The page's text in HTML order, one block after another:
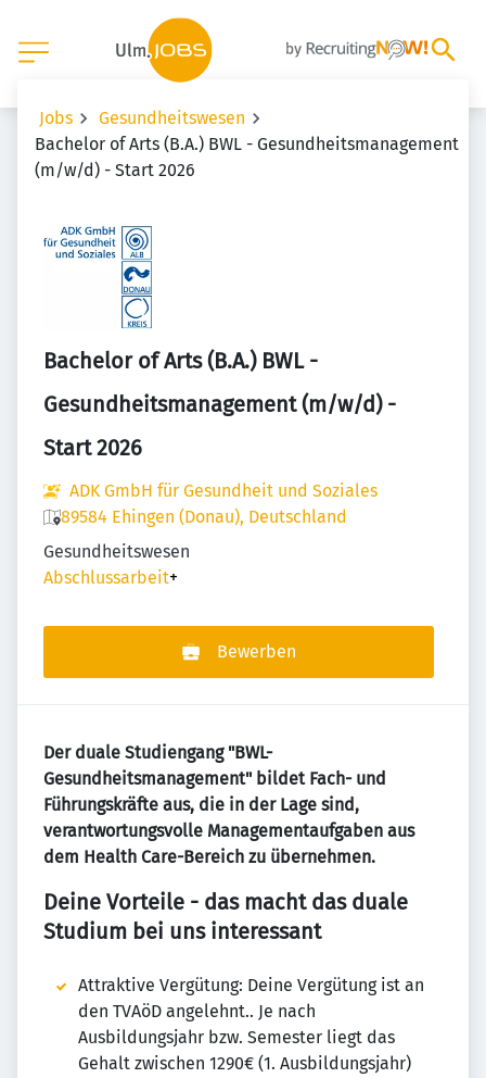
Jobs
Gesundheitswesen
Bachelor of Arts (B.A.) BWL - Gesundheitsmanagement
(m/w/d) - Start 2026
Bachelor of Arts (B.A.) BWL -
Gesundheitsmanagement (m/w/d) -
Start 2026
ADK GmbH für Gesundheit und Soziales
89584 Ehingen (Donau), Deutschland
Gesundheitswesen
Abschlussarbeit+
Bewerben
Der duale Studiengang "BWL-
Gesundheitsmanagement" bildet Fach- und
Führungskräfte aus, die in der Lage sind,
verantwortungsvolle Managementaufgaben aus
dem Health Care-Bereich zu übernehmen.
Deine Vorteile - das macht das duale
Studium bei uns interessant
Attraktive Vergütung: Deine Vergütung ist an
den TVAöD angelehnt.. Je nach
Ausbildungsjahr bzw. Semester liegt das
Gehalt zwischen 1290€ (1. Ausbildungsjahr)